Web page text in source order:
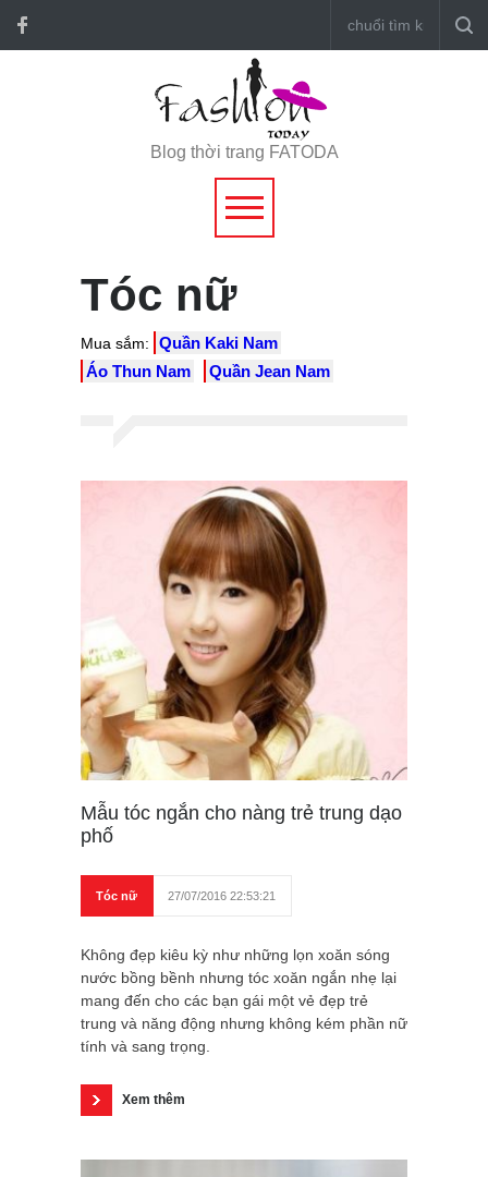
Blog thời trang FATODA
Tóc nữ
Mua sắm:
Quần Kaki Nam
Áo Thun Nam
Quần Jean Nam
Mẫu tóc ngắn cho nàng trẻ trung dạo
phố
Tóc nữ 27/07/2016 22:53:21
Không đẹp kiêu kỳ như những lọn xoăn sóng
nước bồng bềnh nhưng tóc xoăn ngắn nhẹ lại
mang đến cho các bạn gái một vẻ đẹp trẻ
trung và năng động nhưng không kém phần nữ
tính và sang trọng.
Xem thêm